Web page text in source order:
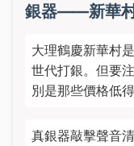
銀器——新華
大理鶴慶新華村
世代打銀。但要
別是那些價格低
真銀器敲擊聲音